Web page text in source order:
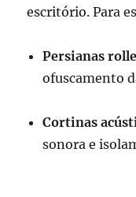
escritório. Para
Persianas
ofuscamento
Cortinas
sonora e